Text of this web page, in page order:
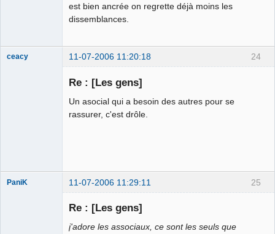
est bien ancrée on regrette déjà moins les
dissemblances.
24
ceacy 11-07-2006 11:20:18
Re : [Les gens]
Un asocial qui a besoin des autres pour se
rassurer, c'est drôle.
25
PaniK 11-07-2006 11:29:11
Re : [Les gens]
j'adore les associaux, ce sont les seuls que